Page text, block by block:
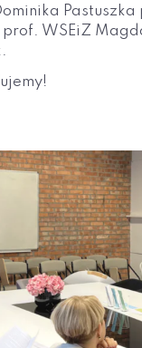
Pastuszka
prof. WSEiZ